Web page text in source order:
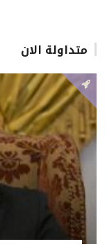
متداولة الان